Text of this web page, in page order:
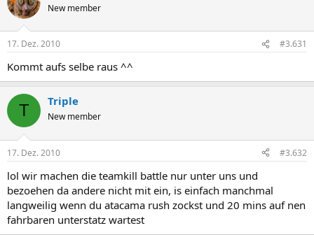
New member
17. Dez. 2010 #3.631
Kommt aufs selbe raus ^^
T Triple
New member
17. Dez. 2010 #3.632
lol wir machen die teamkill battle nur unter uns und
bezoehen da andere nicht mit ein, is einfach manchmal
langweilig wenn du atacama rush zockst und 20 mins auf nen
fahrbaren unterstatz wartest